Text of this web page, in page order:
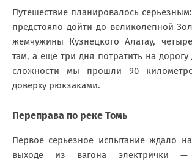
Путешествие планировалось
предстояло дойти до великолепной
жемчужины Кузнецкого Алатау,
там, а еще три дня потратить на
сложности мы прошли 90
доверху рюкзаками.
Переправа по реке Томь
Первое серьезное испытание ждало
выходе из вагона электрички